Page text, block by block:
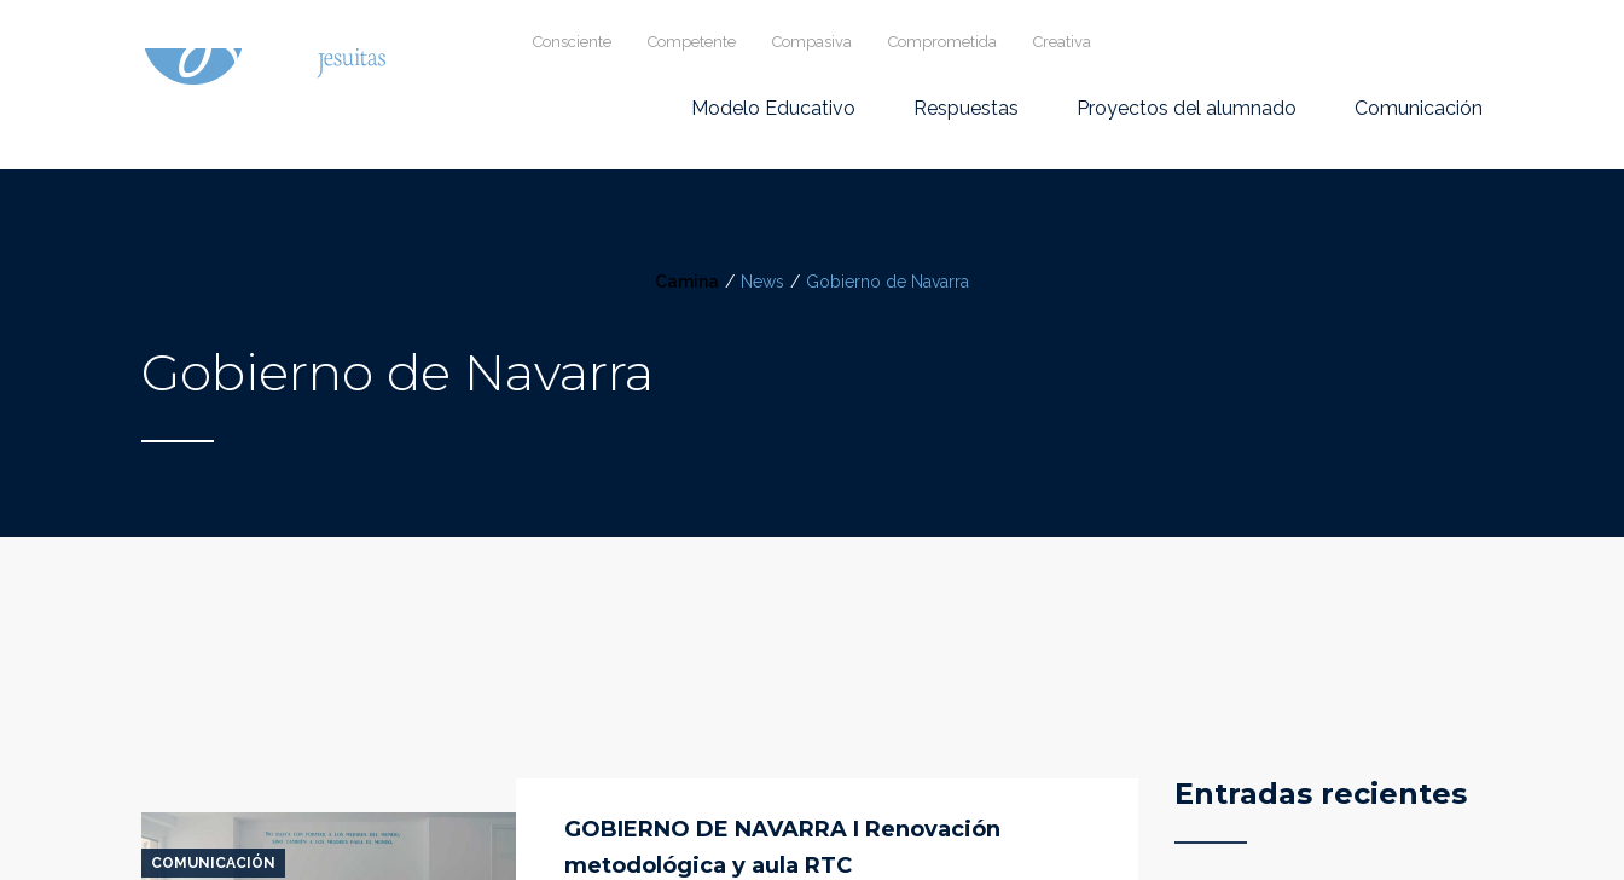
Consciente Competente Compasiva Comprometida Creativa
Modelo Educativo Respuestas Proyectos del alumnado Comunicación
Camina / News / Gobierno de Navarra
Gobierno de Navarra
COMUNICACIÓN
GOBIERNO DE NAVARRA I Renovación
metodológica y aula RTC
Entradas recientes